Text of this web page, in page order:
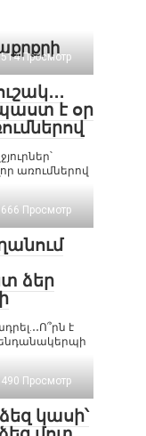
Просмотр
է օր
առումներով
666 Просмотр
ձեր
է
490 Просмотр
կասի՝